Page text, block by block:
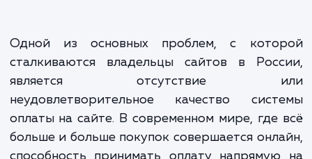
ЗАКАЗАТЬ УСЛУГУ
Одной из основных проблем, с
сталкиваются владельцы сайтов в
является отсутствие
неудовлетворительное качество